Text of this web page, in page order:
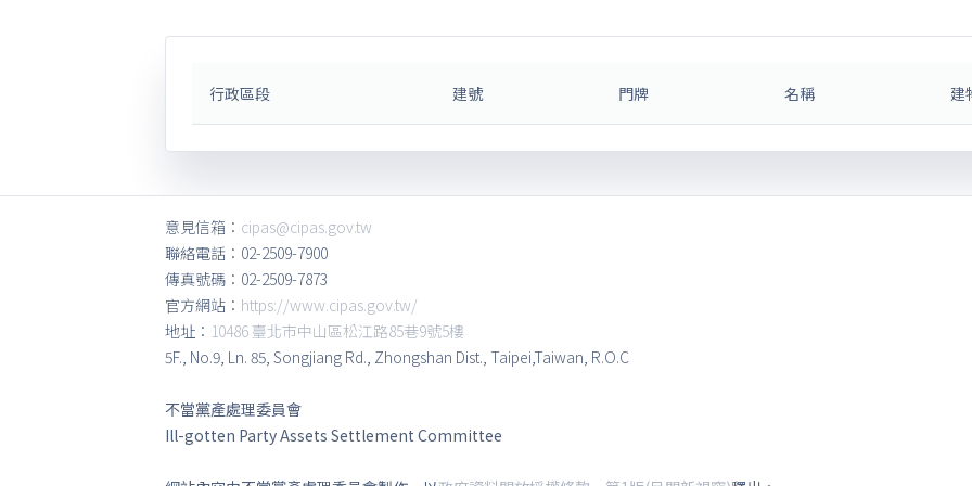
行政區段 建號 門牌 名稱 建
意見信箱： cipas@cipas.gov.tw
聯絡電話：02-2509-7900
傳真號碼：02-2509-7873
官方網站： https://www.cipas.gov.tw/
地址： 10486 臺北市中山區松江路85巷9號5樓
5F., No.9, Ln. 85, Songjiang Rd., Zhongshan Dist., Taipei,Taiwan, R.O.C
不當黨產處理委員會
Ill-gotten Party Assets Settlement Committee